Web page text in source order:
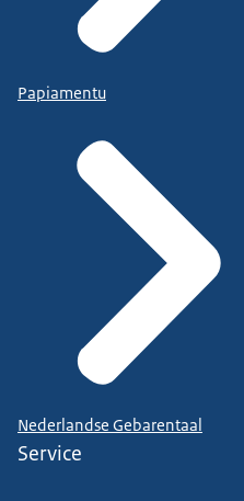
Papiamentu
Nederlandse Gebarentaal
Service